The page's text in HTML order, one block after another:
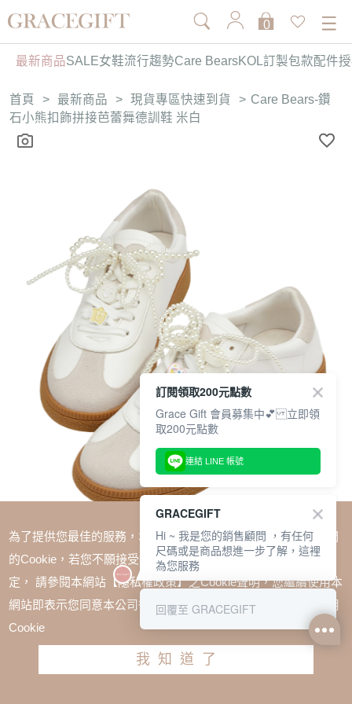
0
最新商品SALE女鞋流行趨勢Care BearsKOL訂製包款配件
首頁 > 最新商品 > 現貨專區快速到貨 > Care Bears-鑽
石小熊扣飾拼接芭蕾舞德訓鞋 米白
Care Bears-鑽石小熊扣飾拼接芭蕾舞德訓鞋 米白
為了提供您最佳的服務，本網站會在您的電腦中放置並取用我們
的Cookie，若您不願接受Cookie時應如何變更電腦的Cookie設
定， 請參閱本網站【隱私權政策】之Cookie聲明，您繼續使用本
網站即表示您同意本公司得按本網站使用條款之Cookie聲明使用
Cookie
我知道了
訂閱領取200元點數
Grace Gift 會員募集中💕 立即領
取200元點數
連結 LINE 帳號
GRACEGIFT
Hi ~ 我是您的銷售顧問 ，有任何
尺碼或是商品想進一步了解，這裡
為您服務
回覆至 GRACEGIFT